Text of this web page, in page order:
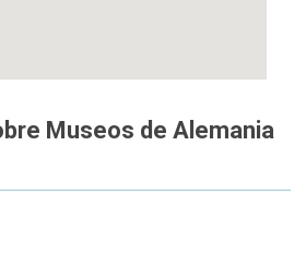
Museos de Alemania